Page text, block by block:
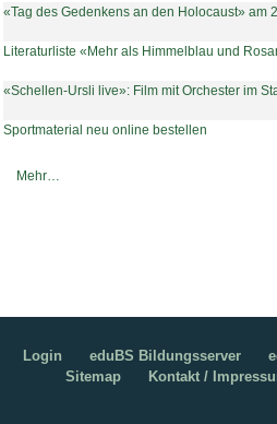
«Tag des Gedenkens an den Holocaust» am
Literaturliste «Mehr als Himmelblau und
«Schellen-Ursli live»: Film mit Orchester im
Sportmaterial neu online bestellen
Schlagzeilen des Basler Bildungsservers -
Mehr…
Login eduBS Bildungsserver
Sitemap
Kontakt /